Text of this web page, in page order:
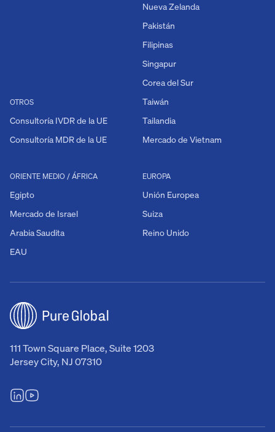
111 Town Square Place, Suite 1203
Jersey City, NJ 07310
OTROS
Consultoría IVDR de la UE
Consultoría MDR de la UE
EUROPA
Unión Europea
Suiza
Reino Unido
ORIENTE MEDIO / ÁFRICA
Egipto
Mercado de Israel
Arabia Saudita
EAU
Nueva Zelanda
Pakistán
Filipinas
Singapur
Corea del Sur
Taiwán
Tailandia
Mercado de Vietnam